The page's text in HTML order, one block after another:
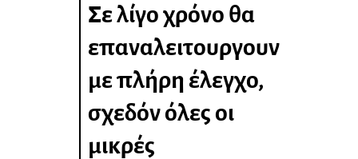
Σε λίγο χρόνο θα
επαναλειτουργουν
με πλήρη έλεγχο,
σχεδόν όλες οι
μικρές